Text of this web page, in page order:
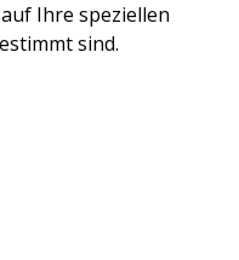
Ihre speziellen
sind.